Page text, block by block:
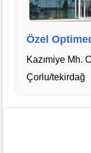
Özel
Kazımiye Mh.
Çorlu/tekirdağ